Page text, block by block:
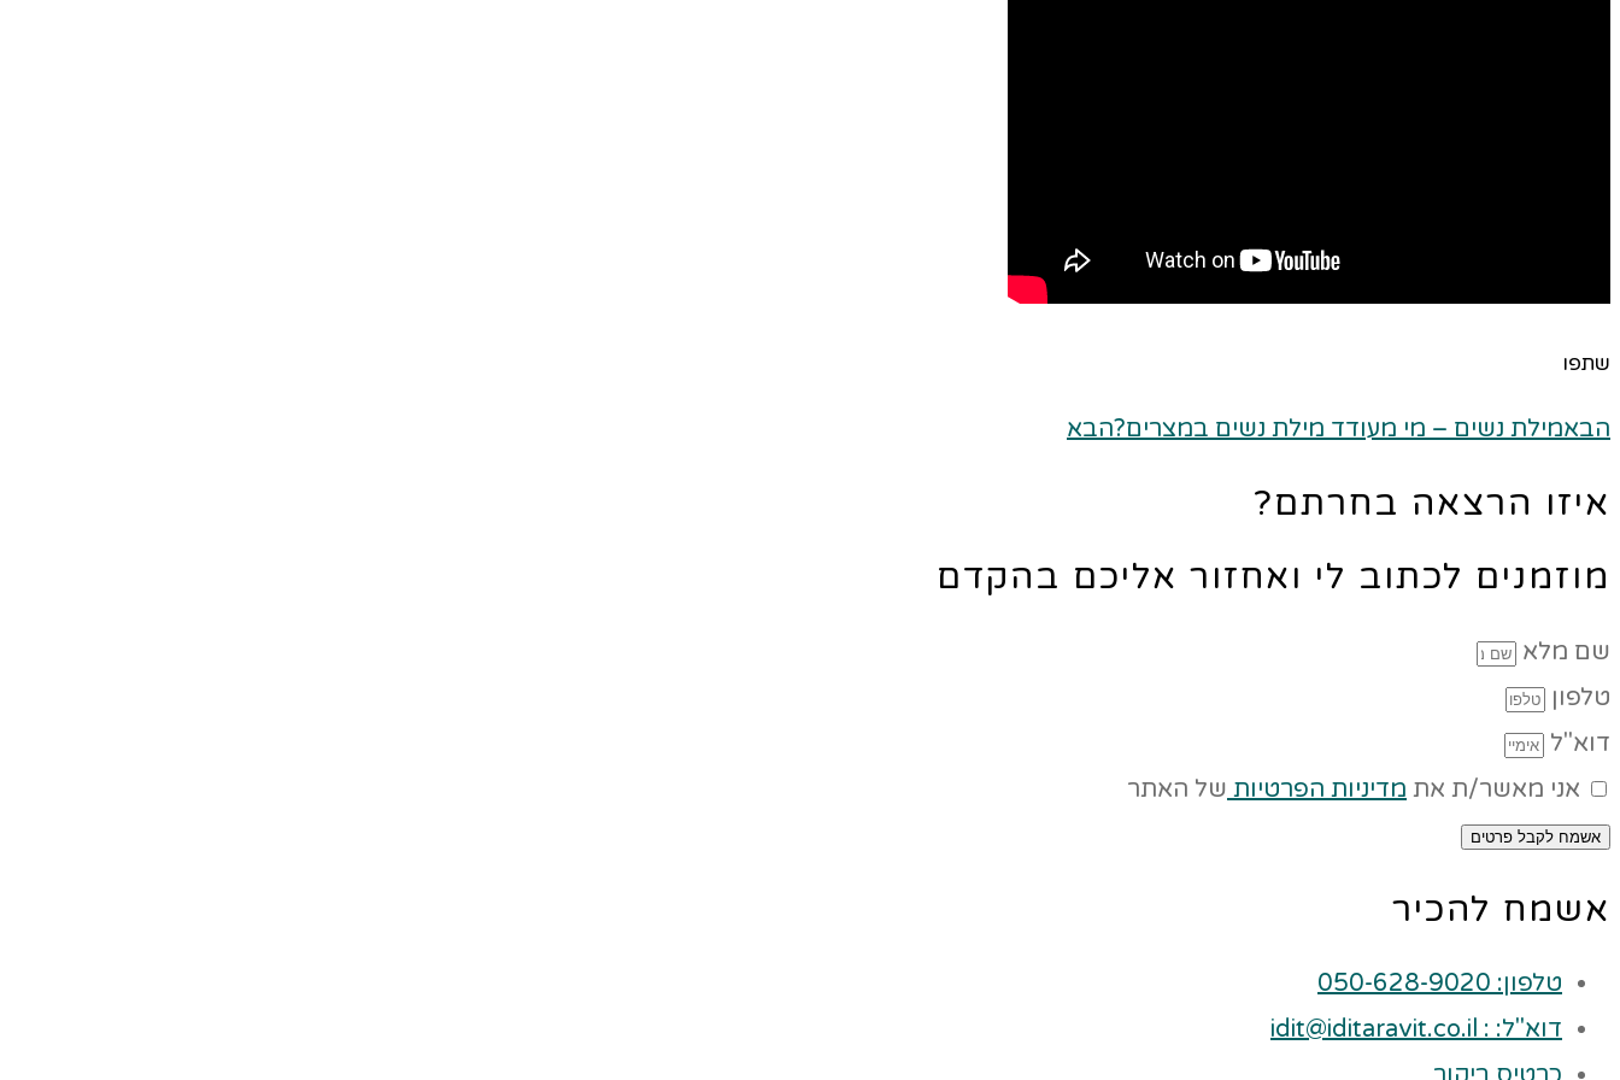
שתפו
הבאמילת נשים – מי מעודד מילת נשים במצרים?הבא
איזו הרצאה בחרתם?
מוזמנים לכתוב לי ואחזור אליכם בהקדם
שם מלא
טלפון
דוא"ל
אני מאשר/ת את מדיניות הפרטיות של האתר
אשמח לקבל פרטים
אשמח להכיר
טלפון: 050-628-9020
דוא"ל: : idit@iditaravit.co.il